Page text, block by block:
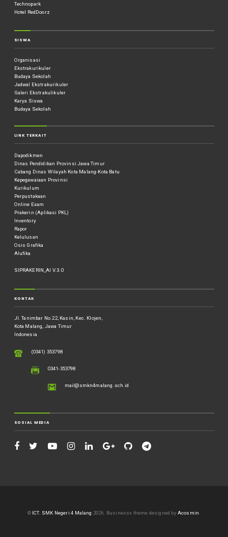
Technopark
Hotel RedDoorz
SISWA
Organisasi
Ekstrakurikuler
Budaya Sekolah
Jadwal Ekstrakurikuler
Galeri Ekstrakulikuler
Karya Siswa
Budaya Sekolah
LINK TERKAIT
Dapodikmen
Dinas Pendidikan Provinsi Jawa Timur
Cabang Dinas Wilayah Kota Malang-Kota Batu
Kepegawaiaan Provinsi
Kurikulum
Perpustakaan
Online Exam
Prakerin (Aplikasi PKL)
Inventory
Rapor
Kelulusan
Osis Grafika
Alufika
SIPRAKERIN_AI V.3.0
KONTAK
Jl. Tanimbar No.22, Kasin, Kec. Klojen,
Kota Malang, Jawa Timur
Indonesia
(0341) 353798
0341-353798
mail@smkn4malang.sch.id
SOSIAL MEDIA
© ICT. SMK Negeri 4 Malang 2026. Businessx theme designed byAcosmin.